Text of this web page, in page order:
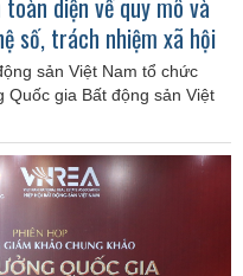
diện về quy mô và
số, trách nhiệm xã hội
sản Việt Nam tổ chức
Quốc gia Bất động sản Việt